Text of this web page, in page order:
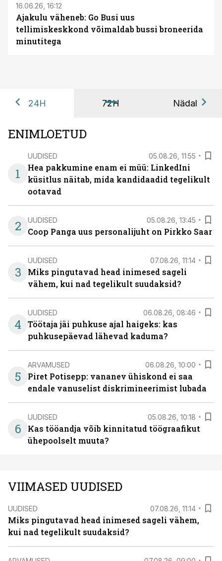
16.06.26, 16:12
Ajakulu väheneb: Go Busi uus
tellimiskeskkond võimaldab bussi broneerida
minutitega
24H 72H Nädal
ENIMLOETUD
1
UUDISED 05.08.26, 11:55
Hea pakkumine enam ei müü: LinkedIni
küsitlus näitab, mida kandidaadid tegelikult
ootavad
2 UUDISED 05.08.26, 13:45
Coop Panga uus personalijuht on Pirkko Saar
3
UUDISED 07.08.26, 11:14
Miks pingutavad head inimesed sageli
vähem, kui nad tegelikult suudaksid?
4
UUDISED 06.08.26, 08:46
Töötaja jäi puhkuse ajal haigeks: kas
puhkusepäevad lähevad kaduma?
5
ARVAMUSED 06.08.26, 10:00
Piret Potisepp: vananev ühiskond ei saa
endale vanuselist diskrimineerimist lubada
6
UUDISED 05.08.26, 10:18
Kas tööandja võib kinnitatud töögraafikut
ühepoolselt muuta?
VIIMASED UUDISED
UUDISED 07.08.26, 11:14
Miks pingutavad head inimesed sageli vähem,
kui nad tegelikult suudaksid?